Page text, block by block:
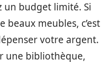
un budget limité. Si
beaux meubles, c’est
votre argent.
une bibliothèque,